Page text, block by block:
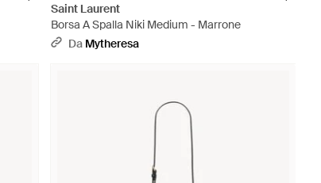
Saint Laurent
Borsa A Spalla Niki Medium - Marrone
Da Mytheresa